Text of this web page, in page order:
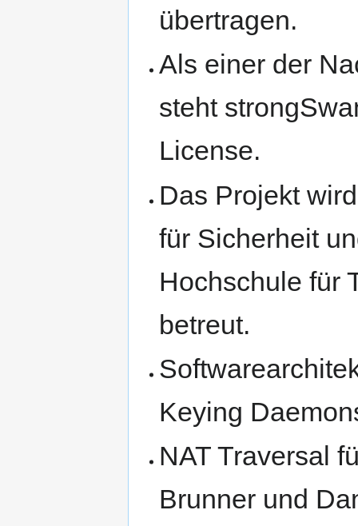
übertragen.
Als einer der
steht
License.
Das Projekt
für Sicherheit
Hochschule für
betreut.
Keying
NAT Traversal
Brunner und